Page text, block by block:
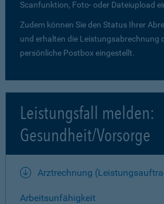
Scanfunktion, Foto- oder Dateiupload
Zudem können Sie den Status Ihrer
und erhalten die Leistungsabrechnung
persönliche Postbox eingestellt.
Leistungsfall melden:
Gesundheit/Vorsorge
Arztrechnung
Arbeitsunfähigkeit